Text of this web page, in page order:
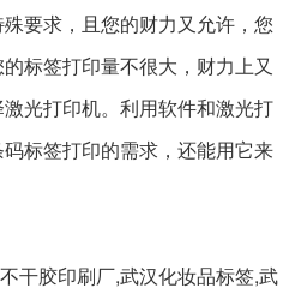
要求，且您的财力又允许，您
标签打印量不很大，财力上又
光打印机。利用软件和激光打
标签打印的需求，还能用它来
干胶印刷厂,武汉化妆品标签,武